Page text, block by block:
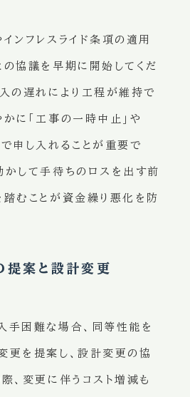
ンフレスライド条項の適用
の協議を早期に開始してくだ
の遅れにより工程が維持で
に「工事の一時中止」や
申し入れることが重要で
かして手待ちのロスを出す前
踏むことが資金繰り悪化を防
案と設計変更
手困難な場合、同等性能を
更を提案し、設計変更の協
、変更に伴うコスト増減も